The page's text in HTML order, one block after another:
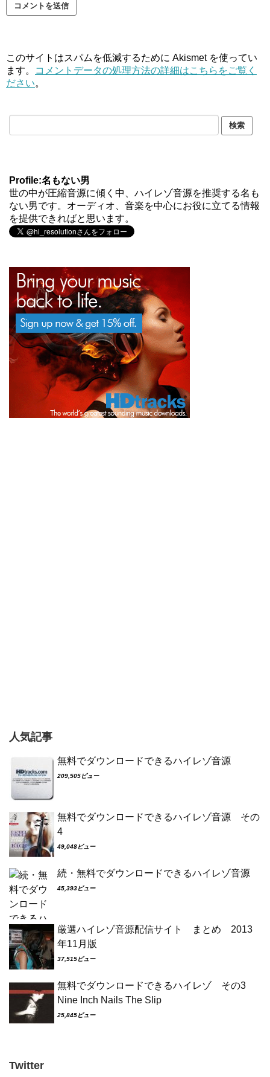
このサイトはスパムを低減するために Akismet を使ってい
ます。
コメントデータの処理方法の詳細はこちらをご覧く
ださい。
Profile:名もない男
世の中が圧縮音源に傾く中、ハイレゾ音源を推奨する名も
ない男です。オーディオ、音楽を中心にお役に立てる情報
を提供できればと思います。
人気記事
無料でダウンロードできるハイレゾ音源
209,505ビュー
無料でダウンロードできるハイレゾ音源 その
4
49,048ビュー
続・無料でダウンロードできるハイレゾ音源
45,393ビュー
厳選ハイレゾ音源配信サイト まとめ 2013
年11月版
37,515ビュー
無料でダウンロードできるハイレゾ その3
Nine Inch Nails The Slip
25,845ビュー
Twitter